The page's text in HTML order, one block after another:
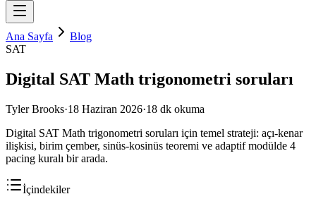
Ana Sayfa
Blog
SAT
Digital SAT Math trigonometri soruları
Tyler Brooks·18 Haziran 2026·18 dk okuma
Digital SAT Math trigonometri soruları için temel strateji: açı-kenar
ilişkisi, birim çember, sinüs-kosinüs teoremi ve adaptif modülde 4
pacing kuralı bir arada.
İçindekiler